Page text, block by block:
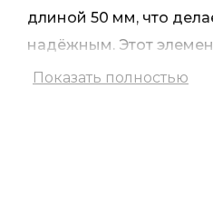
длиной 50 мм, что
надёжным. Этот
прочность,
Показать полностью